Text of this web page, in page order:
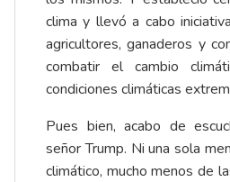
clima y llevó a cabo
agricultores, ganaderos y
combatir el cambio
condiciones climáticas
Pues bien, acabo de
señor Trump. Ni una sola
climático, mucho menos de